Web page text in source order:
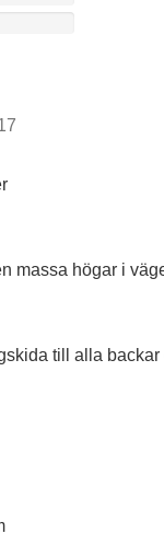
massa högar i
till alla